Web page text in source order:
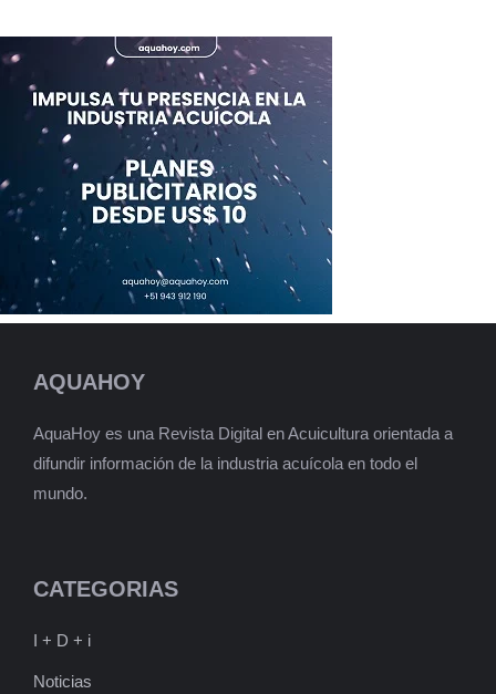
AQUAHOY
AquaHoy es una Revista Digital en Acuicultura orientada a
difundir información de la industria acuícola en todo el
mundo.
CATEGORIAS
I + D + i
Noticias